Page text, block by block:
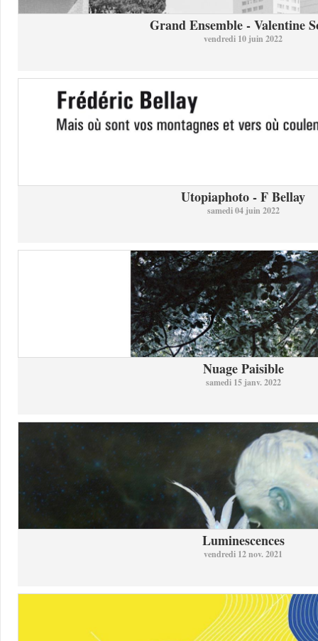
Grand Ensemble - Valentine
vendredi 10 juin 2022
Utopiaphoto - F Bellay
samedi 04 juin 2022
Nuage Paisible
samedi 15 janv. 2022
Luminescences
vendredi 12 nov. 2021